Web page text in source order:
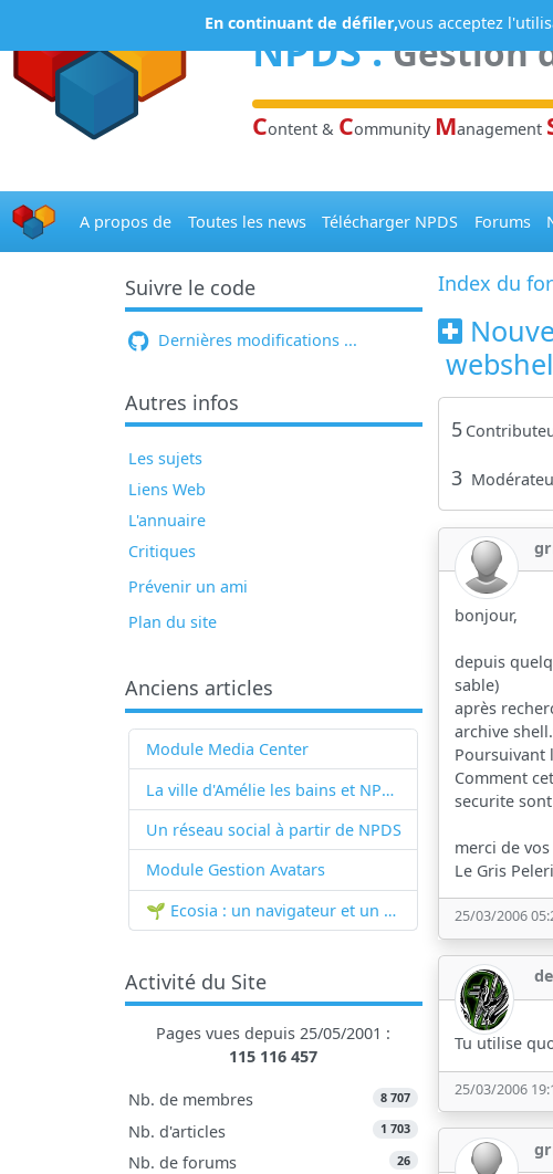
NPDS:Gestion
Content & Community Management
A propos de Toutes les news Télécharger NPDS Forums
Suivre le code
Dernières modifications ...
Autres infos
Les sujets
Liens Web
L'annuaire
Critiques
Prévenir un ami
Plan du site
Anciens articles
Module Media Center
La ville d'Amélie les bains et NPDS
Un réseau social à partir de NPDS
Module Gestion Avatars
🌱 Ecosia : un navigateur et un moteur de recherche qui plantent des arbres !...
Activité du Site
Pages vues depuis 25/05/2001 :
115 116 457
Nb. de membres 8 707
Nb. d'articles 1 703
Nb. de forums 26
Index du
5
3
bonjour,
depuis
sable)
après
archive
Poursuivant
Comment
securite
merci de
Le Gris
25/03/2006
Tu utilise
25/03/2006
En continuant de défiler,vous acceptez